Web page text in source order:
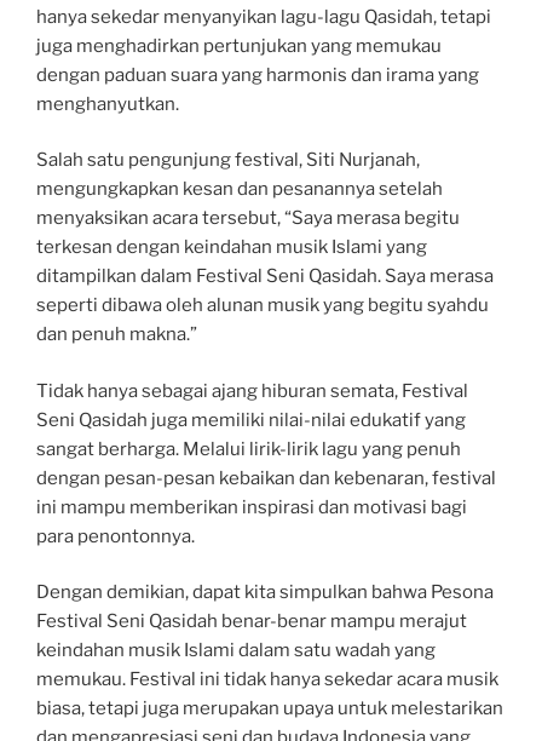
hanya sekedar menyanyikan lagu-lagu Qasidah, tetapi
juga menghadirkan pertunjukan yang memukau
dengan paduan suara yang harmonis dan irama yang
menghanyutkan.
Salah satu pengunjung festival, Siti Nurjanah,
mengungkapkan kesan dan pesanannya setelah
menyaksikan acara tersebut, “Saya merasa begitu
terkesan dengan keindahan musik Islami yang
ditampilkan dalam Festival Seni Qasidah. Saya merasa
seperti dibawa oleh alunan musik yang begitu syahdu
dan penuh makna.”
Tidak hanya sebagai ajang hiburan semata, Festival
Seni Qasidah juga memiliki nilai-nilai edukatif yang
sangat berharga. Melalui lirik-lirik lagu yang penuh
dengan pesan-pesan kebaikan dan kebenaran, festival
ini mampu memberikan inspirasi dan motivasi bagi
para penontonnya.
Dengan demikian, dapat kita simpulkan bahwa Pesona
Festival Seni Qasidah benar-benar mampu merajut
keindahan musik Islami dalam satu wadah yang
memukau. Festival ini tidak hanya sekedar acara musik
biasa, tetapi juga merupakan upaya untuk melestarikan